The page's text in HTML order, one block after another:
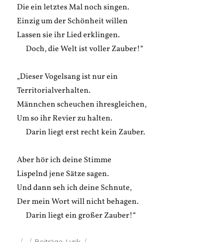
Die ein letztes Mal noch singen.
Einzig um der Schönheit willen
Lassen sie ihr Lied erklingen.
Doch, die Welt ist voller Zauber!“
„Dieser Vogelsang ist nur ein
Territorialverhalten.
Männchen scheuchen ihresgleichen,
Um so ihr Revier zu halten.
Darin liegt erst recht kein Zauber.
Aber hör ich deine Stimme
Lispelnd jene Sätze sagen.
Und dann seh ich deine Schnute,
Der mein Wort will nicht behagen.
Darin liegt ein großer Zauber!“